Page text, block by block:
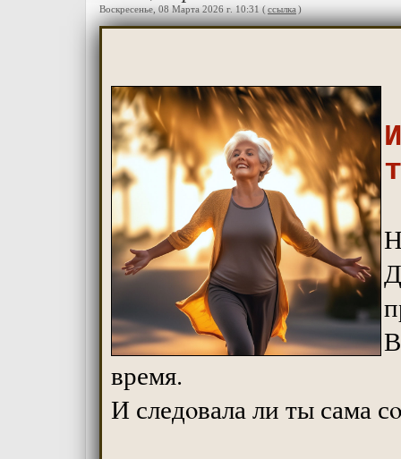
Воскресенье, 08 Марта 2026 г. 10:31 (ссылка)
время.
И следoвала ли ты сама